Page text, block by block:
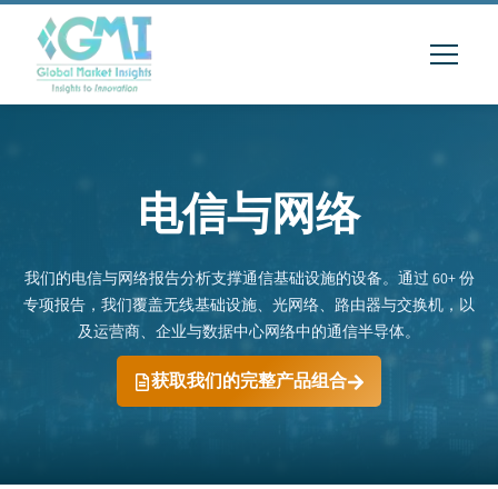
电信与网络
我们的电信与网络报告分析支撑通信基础设施的设备。通过 60+ 份
专项报告，我们覆盖无线基础设施、光网络、路由器与交换机，以
及运营商、企业与数据中心网络中的通信半导体。
获取我们的完整产品组合